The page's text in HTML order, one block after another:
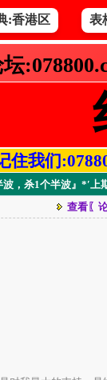
:香港区 表
坛
住我们
，杀1个半波』*′上
查看〖